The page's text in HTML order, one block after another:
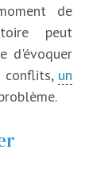
de
peut
d'évoquer
conflits, un